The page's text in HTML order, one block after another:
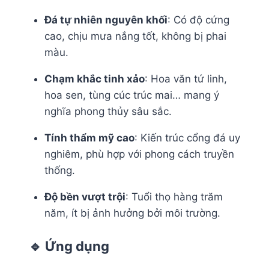
Đá tự nhiên nguyên khối: Có độ cứng
cao, chịu mưa nắng tốt, không bị phai
màu.
Chạm khắc tinh xảo: Hoa văn tứ linh,
hoa sen, tùng cúc trúc mai… mang ý
nghĩa phong thủy sâu sắc.
Tính thẩm mỹ cao: Kiến trúc cổng đá uy
nghiêm, phù hợp với phong cách truyền
thống.
Độ bền vượt trội: Tuổi thọ hàng trăm
năm, ít bị ảnh hưởng bởi môi trường.
🔹 Ứng dụng